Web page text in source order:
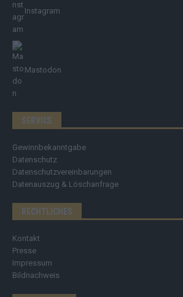
Instagram
Mastodon
SERVICE
Gewinnbekanntgabe
Datenschutz
Datenschutzvereinbarungen
Datenauszug & Löschanfrage
RECHTLICHES
Kontakt
Presse
Impressum
Bildnachweis